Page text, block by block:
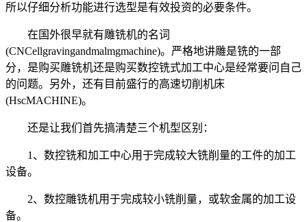
所以仔细分析功能进行选型是有效投资的必要条件。
在国外很早就有雕铣机的名词
(CNCellgravingandmalmgmachine)。严格地讲雕是铣的一部
分，是购买雕铣机还是购买数控铣式加工中心是经常要问自己
的问题。另外，还有目前盛行的高速切削机床
(HscMACHINE)。
还是让我们首先搞清楚三个机型区别：
1、数控铣和加工中心用于完成较大铣削量的工件的加工
设备。
2、数控雕铣机用于完成较小铣削量，或软金属的加工设
备。